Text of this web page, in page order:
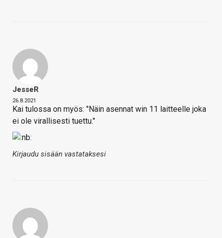
JesseR
26.8.2021
Kai tulossa on myös: "Näin asennat win 11 laitteelle joka
ei ole virallisesti tuettu."
Kirjaudu sisään vastataksesi